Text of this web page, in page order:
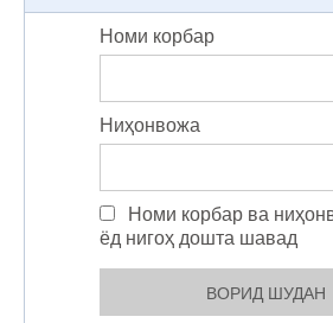
Номи корбар
Ниҳонвожа
Номи корбар ва
ёд нигоҳ дошта шавад